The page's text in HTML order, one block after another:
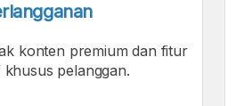
konten premium dan fitur
khusus pelanggan.